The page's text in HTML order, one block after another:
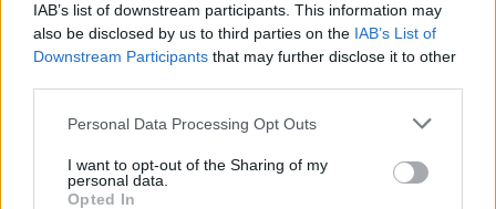
IAB’s list of downstream participants. This information may
also be disclosed by us to third parties on the IAB’s List of
Downstream Participants that may further disclose it to other
Personal Data Processing Opt Outs
I want to opt-out of the Sharing of my
personal data.
Opted In
6 Αυγούστου 2026
Δήμος Αθηναίων: 43 σχολικές αυλές γίνονται πιο
πράσινες και πιο δροσερές
5 Αυγούστου 2026
Η FARIA Renewables προχώρησε στην ηλεκτροδότηση
του αιολικού πάρκου Faria Αίολος Λάρυμνα